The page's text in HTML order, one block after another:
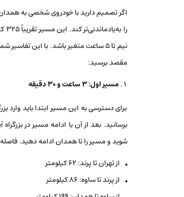
اگر تصمیم دارید با خودروی شخصی به همدان
نیم تا ۵ ساعت متغیر باشد. با این
مقصد برسید:
مسیر اول: ۳ ساعت و ۳۰ دقیقه
برای دسترسی به این مسیر ابتدا باید وارد
برسانید. بعد از آن با ادامه مسیر در
شوید و مسیر را تا همدان ادامه دهید.
از تهران تا پرند: ۶۲ کیلومتر
از پرند تا ساوه: ۸۶ کیلومتر